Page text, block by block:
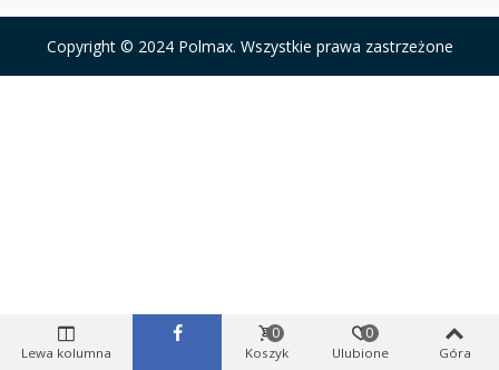
Copyright © 2024 Polmax. Wszystkie prawa zastrzeżone
Lewa kolumna Koszyk
0
Ulubione
0
Góra